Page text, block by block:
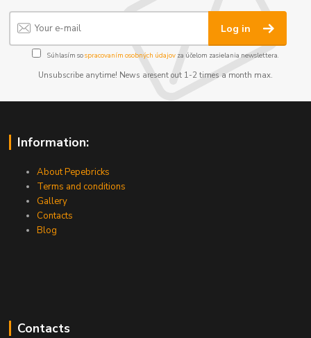
Log in
Súhlasím sospracovaním osobných údajov za účelom zasielania newslettera.
Unsubscribe anytime! News aresent out 1-2 times a month max.
Information:
About Pepebricks
Terms and conditions
Gallery
Contacts
Blog
Contacts